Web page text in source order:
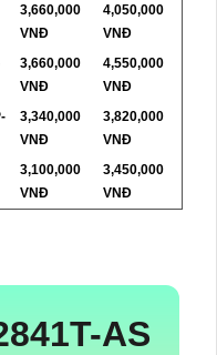
3,660,000
VNĐ
4,050,000
VNĐ
3,660,000
VNĐ
4,550,000
VNĐ
3,340,000
VNĐ
3,820,000
VNĐ
3,100,000
VNĐ
3,450,000
VNĐ
AS